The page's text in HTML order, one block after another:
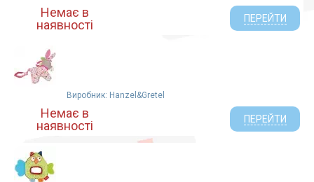
Немає в
наявності
ПЕРЕЙТИ
Виробник: Hanzel&Gretel
Немає в
наявності
ПЕРЕЙТИ